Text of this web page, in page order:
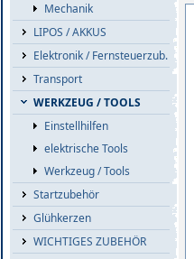
Mechanik
LIPOS / AKKUS
Elektronik / Fernsteuerzub.
Transport
WERKZEUG / TOOLS
Einstellhilfen
elektrische Tools
Werkzeug / Tools
Startzubehör
Glühkerzen
WICHTIGES ZUBEHÖR